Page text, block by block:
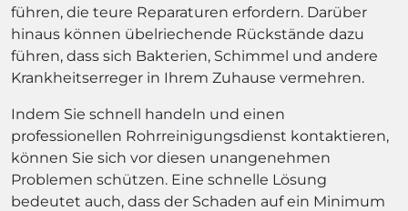
führen, die teure Reparaturen erfordern. Darüber
hinaus können übelriechende Rückstände dazu
führen, dass sich Bakterien, Schimmel und andere
Krankheitserreger in Ihrem Zuhause vermehren.
Indem Sie schnell handeln und einen
professionellen Rohrreinigungsdienst kontaktieren,
können Sie sich vor diesen unangenehmen
Problemen schützen. Eine schnelle Lösung
bedeutet auch, dass der Schaden auf ein Minimum